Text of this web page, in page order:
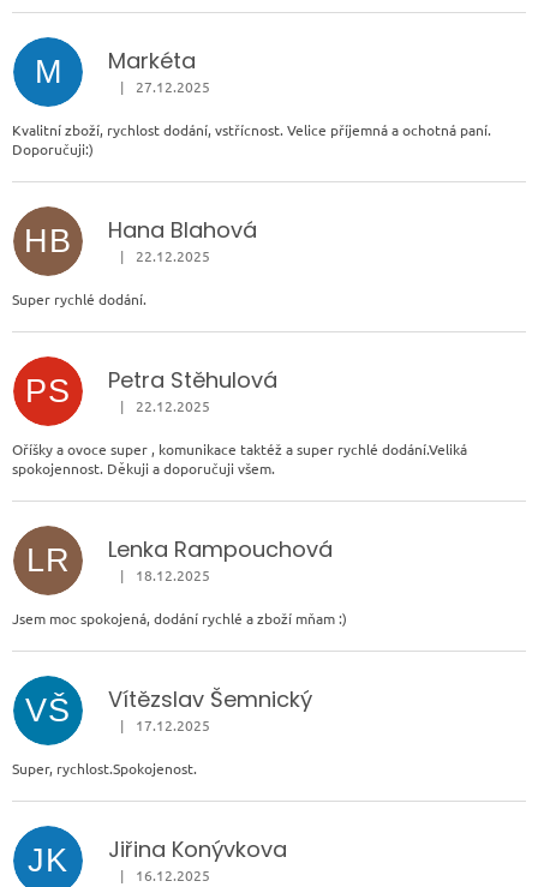
M Markéta
Hodnocení obchodu je 5 z 5 hvězdiček.
| 27.12.2025
Kvalitní zboží, rychlost dodání, vstřícnost. Velice příjemná a ochotná paní.
Doporučuji:)
HB Hana Blahová
Hodnocení obchodu je 5 z 5 hvězdiček.
| 22.12.2025
Super rychlé dodání.
PS Petra Stěhulová
Hodnocení obchodu je 5 z 5 hvězdiček.
| 22.12.2025
Oříšky a ovoce super , komunikace taktéž a super rychlé dodání.Veliká
spokojennost. Děkuji a doporučuji všem.
LR Lenka Rampouchová
Hodnocení obchodu je 5 z 5 hvězdiček.
| 18.12.2025
Jsem moc spokojená, dodání rychlé a zboží mňam :)
VŠ Vítězslav Šemnický
Hodnocení obchodu je 5 z 5 hvězdiček.
| 17.12.2025
Super, rychlost.Spokojenost.
JK Jiřina Konývkova
Hodnocení obchodu je 5 z 5 hvězdiček.
| 16.12.2025